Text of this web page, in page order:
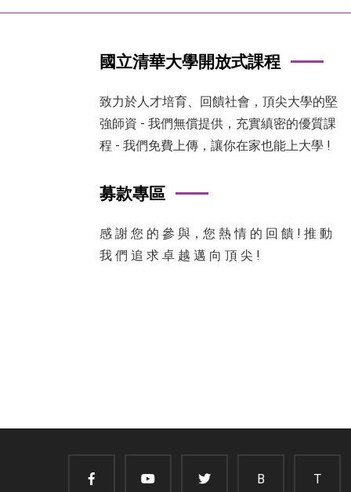
國立清華大學開放式課程
致力於人才培育、回饋社會，頂尖大學的堅
強師資 - 我們無償提供，充實縝密的優質課
程 - 我們免費上傳，讓你在家也能上大學 !
募款專區
感 謝 您 的 參 與，您 熱 情 的 回 饋 ! 推 動
我 們 追 求 卓 越 邁 向 頂 尖 !
B T